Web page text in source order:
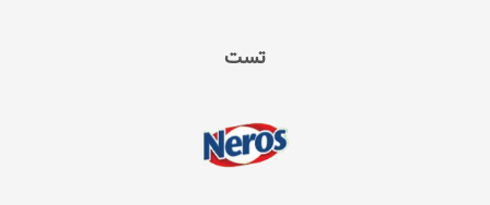
تست